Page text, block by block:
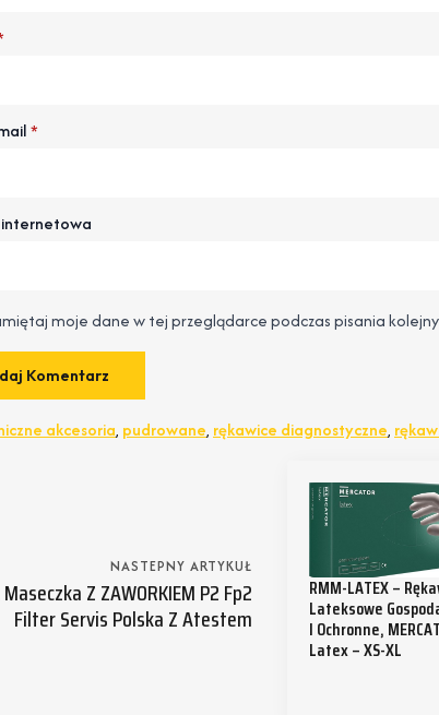
*
moje dane w tej przeglądarce podczas pisania
akcesoria, pudrowane, rękawice diagnostyczne,
NASTEPNY ARTYKUŁ
Z ZAWORKIEM P2 Fp2
Filter Servis Polska Z Atestem
RMM-LATEX –
Lateksowe
I Ochronne,
Latex – XS-XL